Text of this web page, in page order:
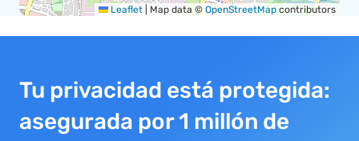
Leaflet Map data © OpenStreetMap contributors
Tu privacidad está protegida:
asegurada por 1 millón de